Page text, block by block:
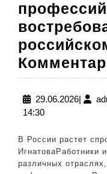
29.06.2026
14:30
В России растет
ИгнатоваРаботники
различных